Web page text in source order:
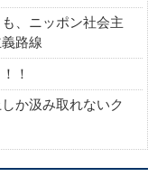
、ニッポン社会主
路線
！
か汲み取れないク